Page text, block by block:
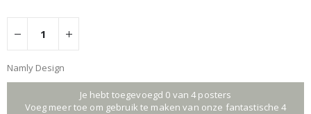
Namly Design
Je hebt toegevoegd 0 van 4 posters
Voeg meer toe om gebruik te maken van onze fantastische 4